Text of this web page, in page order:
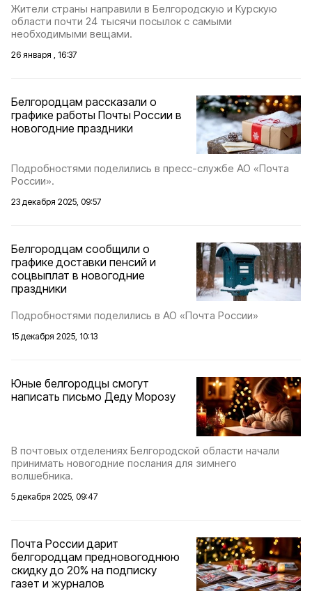
Жители страны направили в Белгородскую и Курскую
области почти 24 тысячи посылок с самыми
необходимыми вещами.
26 января , 16:37
Белгородцам рассказали о
графике работы Почты России в
новогодние праздники
Подробностями поделились в пресс-службе АО «Почта
России».
23 декабря 2025, 09:57
Белгородцам сообщили о
графике доставки пенсий и
соцвыплат в новогодние
праздники
Подробностями поделились в АО «Почта России»
15 декабря 2025, 10:13
Юные белгородцы смогут
написать письмо Деду Морозу
В почтовых отделениях Белгородской области начали
принимать новогодние послания для зимнего
волшебника.
5 декабря 2025, 09:47
Почта России дарит
белгородцам предновогоднюю
скидку до 20% на подписку
газет и журналов